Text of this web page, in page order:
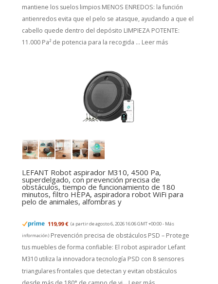
mantiene los suelos limpios MENOS ENREDOS: la función
antienredos evita que el pelo se atasque, ayudando a que el
cabello quede dentro del depósito LIMPIEZA POTENTE:
11.000 Pa² de potencia para la recogida ... Leer más
LEFANT Robot aspirador M310, 4500 Pa,
superdelgado, con prevención precisa de
obstáculos, tiempo de funcionamiento de 180
minutos, filtro HEPA, aspiradora robot WiFi para
pelo de animales, alfombras y
119,99 € (a partir de agosto 6, 2026 16:06 GMT +00:00 - Más
información) Prevención precisa de obstáculos PSD – Protege
tus muebles de forma confiable: El robot aspirador Lefant
M310 utiliza la innovadora tecnología PSD con 8 sensores
triangulares frontales que detectan y evitan obstáculos